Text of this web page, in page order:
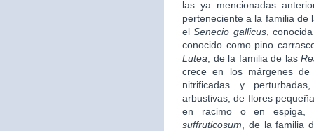
las ya mencionadas
perteneciente a la familia de
elSenecio gallicus,
conocido como pino
Lutea , de la familia de las
crece en los márgenes
nitrificadas y
arbustivas, de flores
en racimo o en
suffruticosum , de la familia